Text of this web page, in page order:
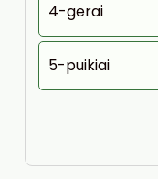
4-gerai
5-puikiai